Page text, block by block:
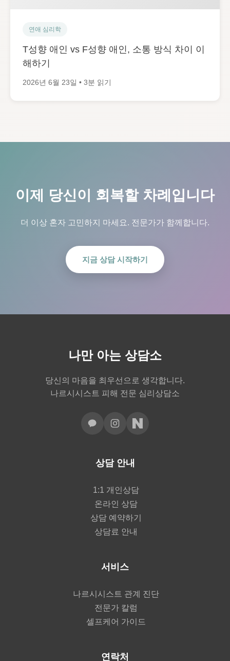
연애 심리학
T성향 애인 vs F성향 애인, 소통 방식 차이 이
해하기
2026년 6월 23일 • 3분 읽기
이제 당신이 회복할 차례입니다
더 이상 혼자 고민하지 마세요. 전문가가 함께합니다.
지금 상담 시작하기
나만 아는 상담소
당신의 마음을 최우선으로 생각합니다.
나르시시스트 피해 전문 심리상담소
상담 안내
1:1 개인상담
온라인 상담
상담 예약하기
상담료 안내
서비스
나르시시스트 관계 진단
전문가 칼럼
셀프케어 가이드
연락처